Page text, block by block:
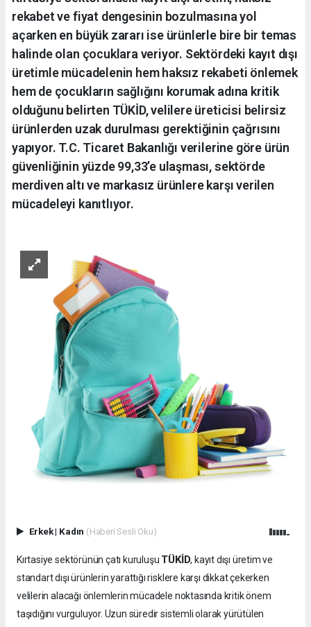
rekabet ve fiyat dengesinin bozulmasına yol
açarken en büyük zararı ise ürünlerle bire bir temas
halinde olan çocuklara veriyor. Sektördeki kayıt dışı
üretimle mücadelenin hem haksız rekabeti önlemek
hem de çocukların sağlığını korumak adına kritik
olduğunu belirten TÜKİD, velilere üreticisi belirsiz
ürünlerden uzak durulması gerektiğinin çağrısını
yapıyor. T.C. Ticaret Bakanlığı verilerine göre ürün
güvenliğinin yüzde 99,33’e ulaşması, sektörde
merdiven altı ve markasız ürünlere karşı verilen
mücadeleyi kanıtlıyor.
Erkek| Kadın (Haberi Sesli Oku)
Kırtasiye sektörünün çatı kuruluşu TÜKİD, kayıt dışı üretim ve
standart dışı ürünlerin yarattığı risklere karşı dikkat çekerken
velilerin alacağı önlemlerin mücadele noktasında kritik önem
taşıdığını vurguluyor. Uzun süredir sistemli olarak yürütülen